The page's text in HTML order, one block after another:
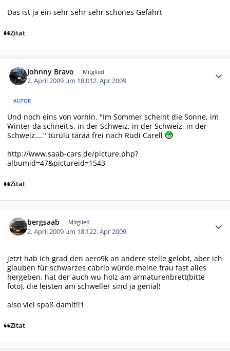
Das ist ja ein sehr sehr sehr schönes Gefährt
Zitat
Johnny Bravo Mitglied
2. April 2009 um 18:012. Apr 2009
AUTOR
Und noch eins von vorhin. "Im Sommer scheint die Sonne, im
Winter da schneit's, in der Schweiz, in der Schweiz, in der
Schweiz...." türülü tärää frei nach Rudi Carell
http://www.saab-cars.de/picture.php?
albumid=47&pictureid=1543
Zitat
bergsaab Mitglied
2. April 2009 um 18:122. Apr 2009
jetzt hab ich grad den aero9k an andere stelle gelobt, aber ich
glauben für schwarzes cabrio würde meine frau fast alles
hergeben. hat der auch wu-holz am armaturenbrett(bitte
foto), die leisten am schweller sind ja genial!
also viel spaß damit!!1
Zitat